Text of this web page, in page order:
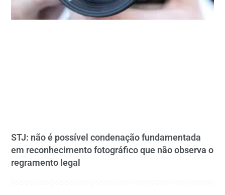
STJ: não é possível condenação fundamentada
em reconhecimento fotográfico que não observa o
regramento legal